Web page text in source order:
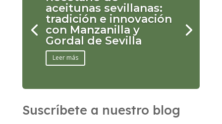
aceitunas sevillanas:
tradición e innovación
con Manzanilla y
Gordal de Sevilla
Leer más
Suscríbete a nuestro blog